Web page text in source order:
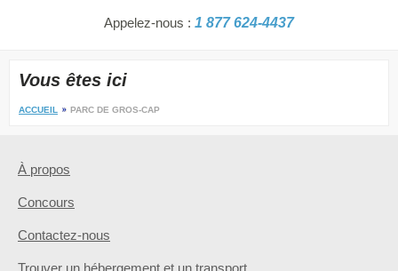
Appelez-nous : 1 877 624-4437
Vous êtes ici
ACCUEIL PARC DE GROS-CAP
À propos
Concours
Contactez-nous
Trouver un hébergement et un transport